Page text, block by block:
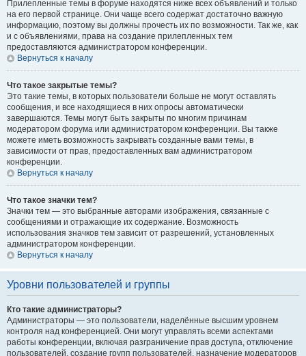
Прилепленные темы в форуме находятся ниже всех объявлений и только
на его первой странице. Они чаще всего содержат достаточно важную
информацию, поэтому вы должны прочесть их по возможности. Так же, как
и с объявлениями, права на создание прилепленных тем
предоставляются администратором конференции.
Вернуться к началу
Что такое закрытые темы?
Это такие темы, в которых пользователи больше не могут оставлять
сообщения, и все находящиеся в них опросы автоматически
завершаются. Темы могут быть закрыты по многим причинам
модератором форума или администратором конференции. Вы также
можете иметь возможность закрывать созданные вами темы, в
зависимости от прав, предоставленных вам администратором
конференции.
Вернуться к началу
Что такое значки тем?
Значки тем — это выбранные авторами изображения, связанные с
сообщениями и отражающие их содержание. Возможность
использования значков тем зависит от разрешений, установленных
администратором конференции.
Вернуться к началу
Уровни пользователей и группы
Кто такие администраторы?
Администраторы — это пользователи, наделённые высшим уровнем
контроля над конференцией. Они могут управлять всеми аспектами
работы конференции, включая разграничение прав доступа, отключение
пользователей, создание групп пользователей, назначение модераторов